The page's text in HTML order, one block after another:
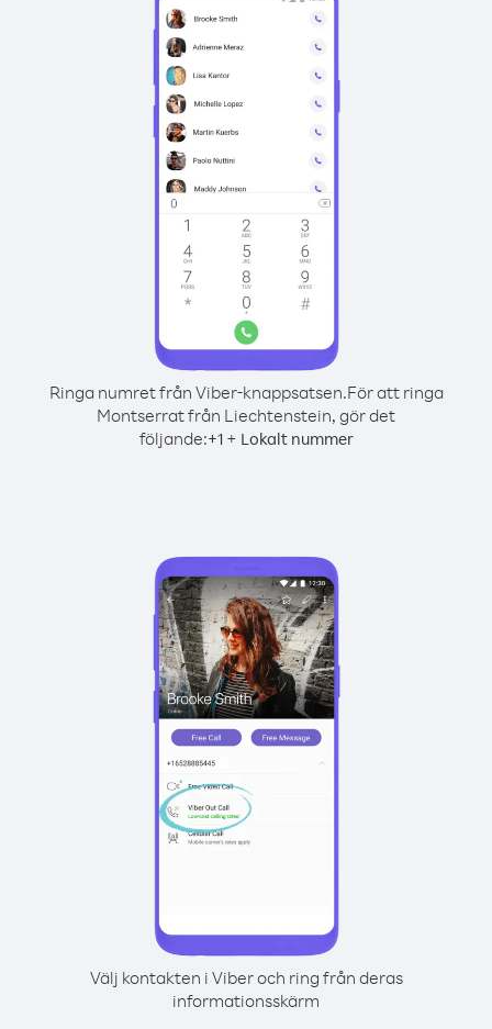
Ringa numret från Viber-knappsatsen.För att ringa
Montserrat från Liechtenstein, gör det
följande:+1+ Lokalt nummer
Välj kontakten i Viber och ring från deras
informationsskärm